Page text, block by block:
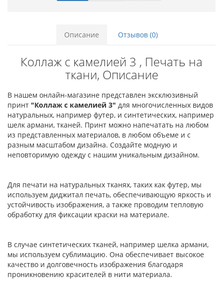
Описание Отзывов (0)
Коллаж с камелией 3 , Печать на
ткани, Описание
В нашем онлайн-магазине представлен эксклюзивный
принт "Коллаж с камелией 3" для многочисленных видов
натуральных, например футер, и синтетических, например
шелк армани, тканей. Принт можно напечатать на любом
из представленных материалов, в любом объеме и с
разным масштабом дизайна. Создайте модную и
неповторимую одежду с нашим уникальным дизайном.
Для печати на натуральных тканях, таких как футер, мы
используем диджитал печать, обеспечивающую яркость и
устойчивость изображения, а также проводим тепловую
обработку для фиксации краски на материале.
В случае синтетических тканей, например шелка армани,
мы используем сублимацию. Она обеспечивает высокое
качество и долговечность изображения благодаря
проникновению красителей в нити материала.